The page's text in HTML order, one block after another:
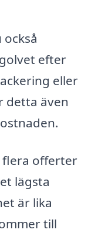
också
efter
eller
detta även
flera offerter
lägsta
är lika
till